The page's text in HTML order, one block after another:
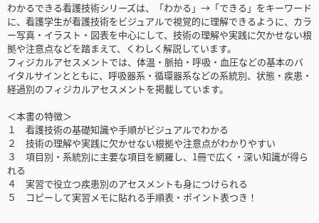
わかるできる看護技術シリーズは、「わかる」→「できる」をキーワード
に、看護学生が看護技術をビジュアルで視覚的に理解できるように、カラ
ー写真・イラスト・図表を中心にして、技術の理解や実践に欠かせない根
拠や注意点などを踏まえて、くわしく解説しています。
フィジカルアセスメントでは、体温・脈拍・呼吸・血圧などの基本のバ
イタルサインとともに、呼吸器系・循環器系などの系統別、状態・疾患・
経過別のフィジカルアセスメントを掲載しています。
＜本書の特徴＞
１ 看護技術の基礎知識や手順がビジュアルでわかる
２ 技術の理解や実践に欠かせない根拠や注意点がわかりやすい
３ 項目別・系統別に主要な項目を網羅し、1冊で広く・深い知識が得ら
れる
４ 実習で役立つ疾患別のアセスメントも身につけられる
５ コピーして実習メモに貼れる手順表・ポイント表つき！